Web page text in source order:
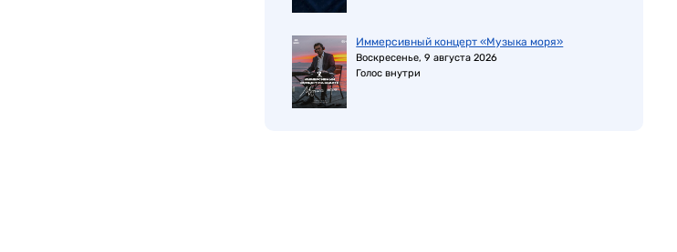
Иммерсивный концерт «Музыка моря»
Воскресенье, 9 августа 2026
Голос внутри